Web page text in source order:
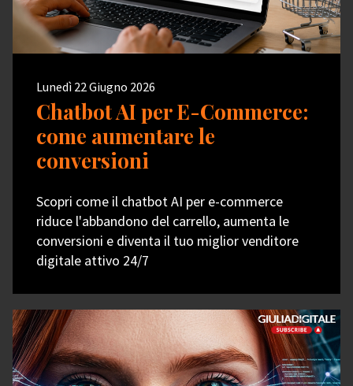
Lunedì 22 Giugno 2026
Chatbot AI per E-Commerce:
come aumentare le
conversioni
Scopri come il chatbot AI per e-commerce
riduce l'abbandono del carrello, aumenta le
conversioni e diventa il tuo miglior venditore
digitale attivo 24/7